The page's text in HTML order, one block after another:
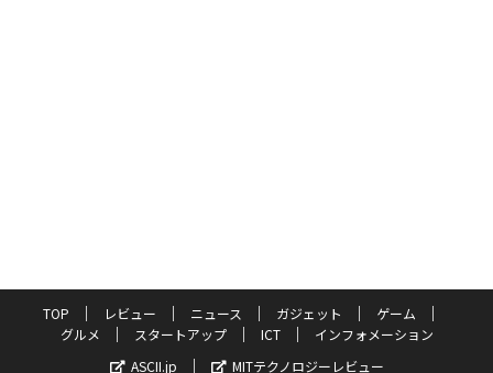
TOP レビュー ニュース ガジェット
ゲーム
グルメ
スタートアップ ICT
インフォメーション
ASCII.jp
MITテクノロジーレビュー